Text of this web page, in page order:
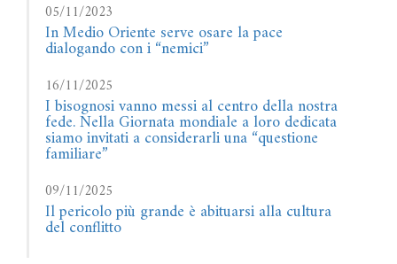
05/11/2023
In Medio Oriente serve osare la pace
dialogando con i “nemici”
16/11/2025
I bisognosi vanno messi al centro della nostra
fede. Nella Giornata mondiale a loro dedicata
siamo invitati a considerarli una “questione
familiare”
09/11/2025
Il pericolo più grande è abituarsi alla cultura
del conflitto